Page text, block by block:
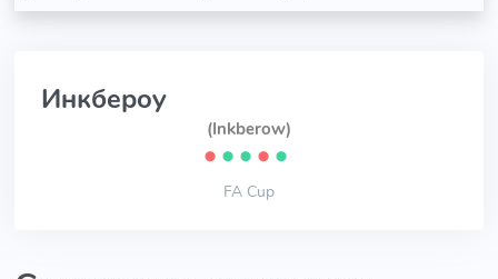
Инкбероу
(Inkberow)
⬤ ⬤ ⬤ ⬤ ⬤
FA Cup